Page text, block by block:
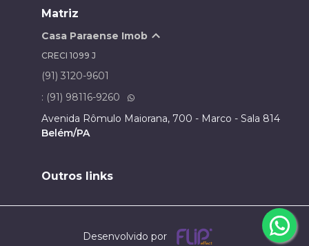
Matriz
Casa Paraense Imob
CRECI 1099 J
(91) 3120-9601
: (91) 98116-9260
Avenida Rômulo Maiorana, 700 - Marco - Sala 814
Belém/PA
Outros links
Desenvolvido por